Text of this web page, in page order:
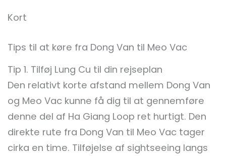
Kort
Tips til at køre fra Dong Van til Meo Vac
Tip 1. Tilføj Lung Cu til din rejseplan
Den relativt korte afstand mellem Dong Van
og Meo Vac kunne få dig til at gennemføre
denne del af Ha Giang Loop ret hurtigt. Den
direkte rute fra Dong Van til Meo Vac tager
cirka en time. Tilføjelse af sightseeing langs